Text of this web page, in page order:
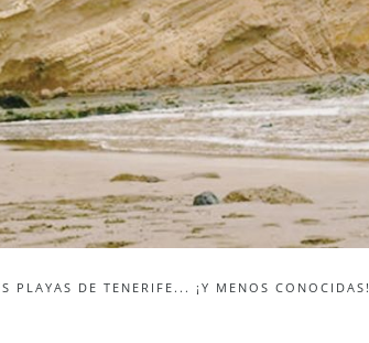
PLAYAS DE TENERIFE... ¡Y MENOS CONOCIDAS!